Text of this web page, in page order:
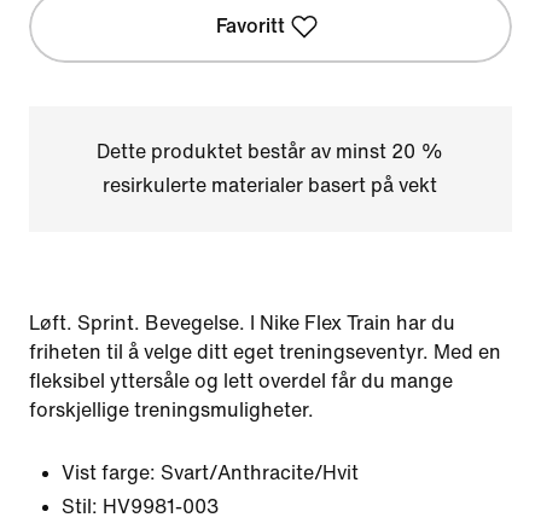
Favoritt
Dette produktet består av minst 20 %
resirkulerte materialer basert på vekt
Løft. Sprint. Bevegelse. I Nike Flex Train har du
friheten til å velge ditt eget treningseventyr. Med en
fleksibel yttersåle og lett overdel får du mange
forskjellige treningsmuligheter.
Vist farge: Svart/Anthracite/Hvit
Stil: HV9981-003